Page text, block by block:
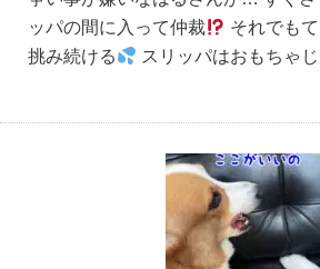
ッパの間に入って仲裁
それでも
挑み続ける
スリッパはおもちゃ